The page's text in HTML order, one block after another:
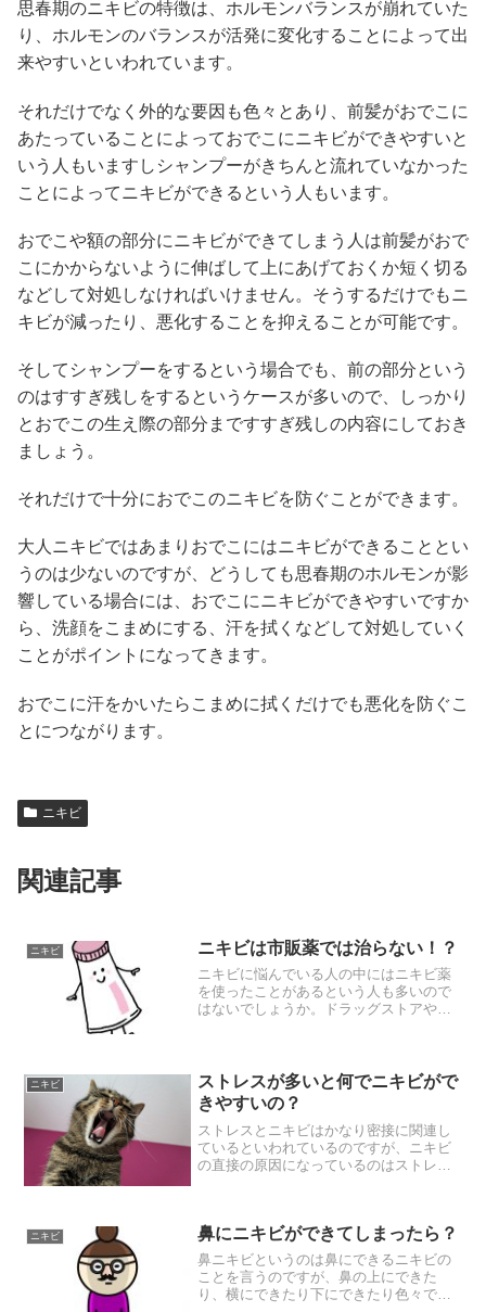
思春期のニキビの特徴は、ホルモンバランスが崩れていた
り、ホルモンのバランスが活発に変化することによって出
来やすいといわれています。
それだけでなく外的な要因も色々とあり、前髪がおでこに
あたっていることによっておでこにニキビができやすいと
いう人もいますしシャンプーがきちんと流れていなかった
ことによってニキビができるという人もいます。
おでこや額の部分にニキビができてしまう人は前髪がおで
こにかからないように伸ばして上にあげておくか短く切る
などして対処しなければいけません。そうするだけでもニ
キビが減ったり、悪化することを抑えることが可能です。
そしてシャンプーをするという場合でも、前の部分という
のはすすぎ残しをするというケースが多いので、しっかり
とおでこの生え際の部分まですすぎ残しの内容にしておき
ましょう。
それだけで十分におでこのニキビを防ぐことができます。
大人ニキビではあまりおでこにはニキビができることとい
うのは少ないのですが、どうしても思春期のホルモンが影
響している場合には、おでこにニキビができやすいですか
ら、洗顔をこまめにする、汗を拭くなどして対処していく
ことがポイントになってきます。
おでこに汗をかいたらこまめに拭くだけでも悪化を防ぐこ
とにつながります。
ニキビ
関連記事
ニキビ ニキビは市販薬では治らない！？
ニキビに悩んでいる人の中にはニキビ薬
を使ったことがあるという人も多いので
はないでしょうか。ドラッグストアや薬
んね。ニキビの症状を改...
ニキビ
ストレスが多いと何でニキビがで
きやすいの？
ストレスとニキビはかなり密接に関連し
ているといわれているのですが、ニキビ
の直接の原因になっているのはストレス
のは何かというと、皮脂過...
ニキビ 鼻にニキビができてしまったら？
鼻ニキビというのは鼻にできるニキビの
ことを言うのですが、鼻の上にできた
り、横にできたり下にできたり色々で